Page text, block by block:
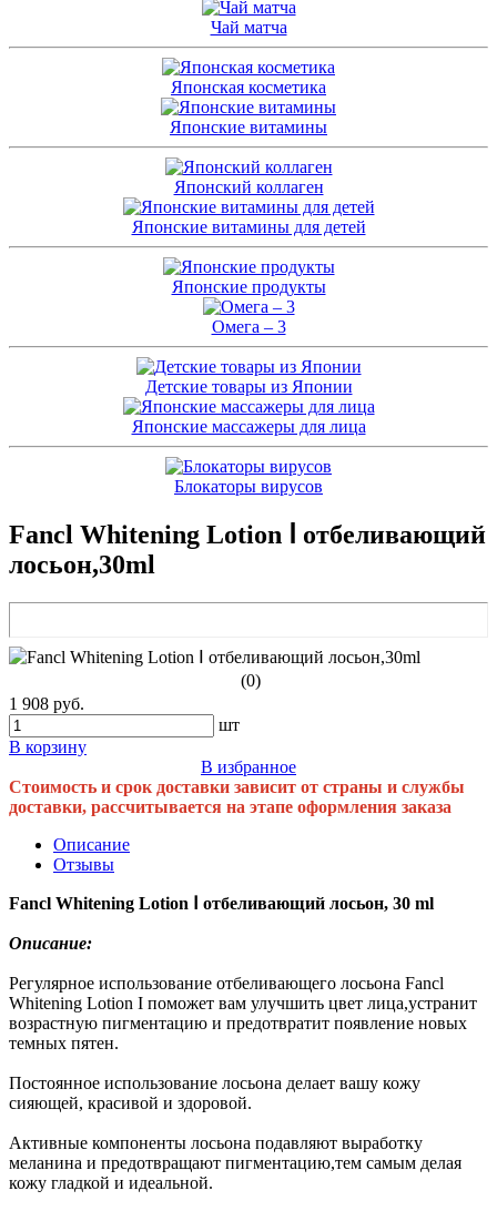
Чай матча
Японская косметика
Японские витамины
Японский коллаген
Японские витамины для детей
Японские продукты
Омега – 3
Детские товары из Японии
Японские массажеры для лица
Блокаторы вирусов
Fancl Whitening Lotion Ⅰ отбеливающий
лосьон,30ml
(0)
1 908 руб.
шт
В корзину
В избранное
Стоимость и срок доставки зависит от страны и службы
доставки, рассчитывается на этапе оформления заказа
Описание
Отзывы
Fancl Whitening Lotion Ⅰ отбеливающий лосьон, 30 ml
Описание:
Регулярное использование отбеливающего лосьона Fancl
Whitening Lotion I поможет вам улучшить цвет лица,устранит
возрастную пигментацию и предотвратит появление новых
темных пятен.
Постоянное использование лосьона делает вашу кожу
сияющей, красивой и здоровой.
Активные компоненты лосьона подавляют выработку
меланина и предотвращают пигментацию,тем самым делая
кожу гладкой и идеальной.